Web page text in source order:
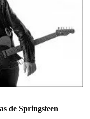
de Springsteen